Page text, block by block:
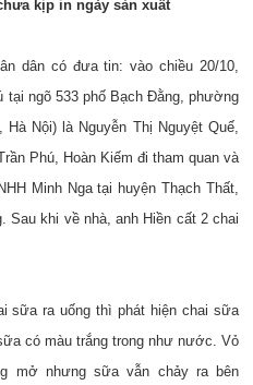
kịp in ngày sản xuất
dân có đưa tin: vào chiều 20/10,
tại ngõ 533 phố Bạch Đằng, phường
Nội) là Nguyễn Thị Nguyệt Quế,
Phú, Hoàn Kiếm đi tham quan và
Minh Nga tại huyện Thạch Thất,
Sau khi về nhà, anh Hiền cất 2 chai
sữa ra uống thì phát hiện chai sữa
có màu trắng trong như nước. Vỏ
mở nhưng sữa vẫn chảy ra bên